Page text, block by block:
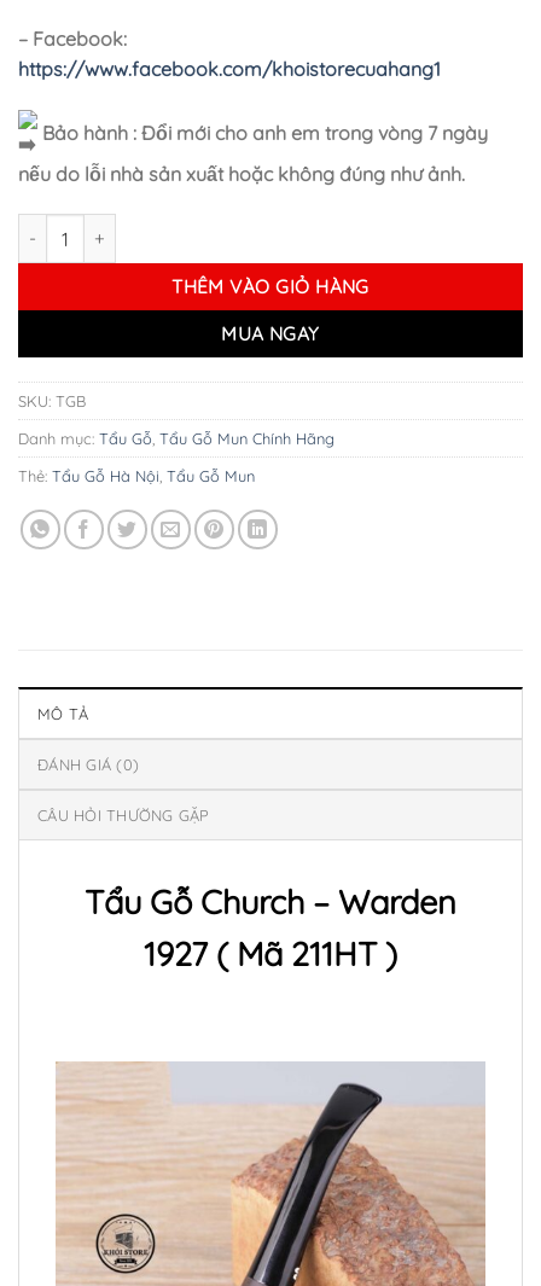
– Facebook:
https://www.facebook.com/khoistorecuahang1
Bảo hành : Đổi mới cho anh em trong vòng 7 ngày
nếu do lỗi nhà sản xuất hoặc không đúng như ảnh.
THÊM VÀO GIỎ HÀNG
MUA NGAY
SKU: TGB
Danh mục: Tẩu Gỗ, Tẩu Gỗ Mun Chính Hãng
Thẻ: Tẩu Gỗ Hà Nội, Tẩu Gỗ Mun
MÔ TẢ
ĐÁNH GIÁ (0)
CÂU HỎI THƯỜNG GẶP
Tẩu Gỗ Church – Warden
1927 ( Mã 211HT )